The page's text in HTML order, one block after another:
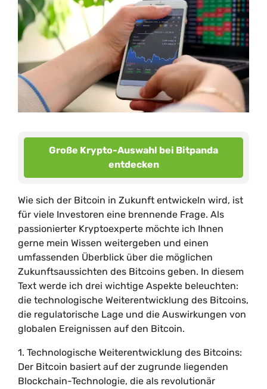
Große Krypto-Auswahl bei Bitpanda
entdecken
Wie sich der Bitcoin in Zukunft entwickeln wird, ist
für viele Investoren eine brennende Frage. Als
passionierter Kryptoexperte möchte ich Ihnen
gerne mein Wissen weitergeben und einen
umfassenden Überblick über die möglichen
Zukunftsaussichten des Bitcoins geben. In diesem
Text werde ich drei wichtige Aspekte beleuchten:
die technologische Weiterentwicklung des Bitcoins,
die regulatorische Lage und die Auswirkungen von
globalen Ereignissen auf den Bitcoin.
1. Technologische Weiterentwicklung des Bitcoins:
Der Bitcoin basiert auf der zugrunde liegenden
Blockchain-Technologie, die als revolutionär